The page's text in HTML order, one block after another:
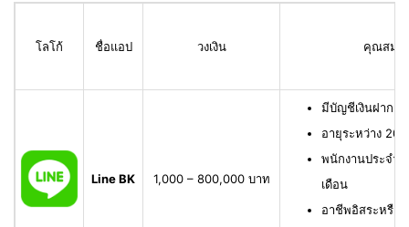
โลโก้ ชื่อแอป วงเงิน คุณสมบั
Line BK 1,000 – 800,000 บาท
มีบัญชีเงินฝาก
อายุระหว่าง 20
พนักงานประจำ
เดือน
อาชีพอิสระหรือ